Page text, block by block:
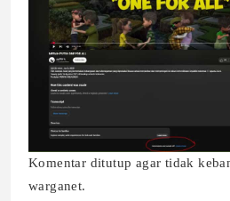
Komentar ditutup agar tidak
warganet.